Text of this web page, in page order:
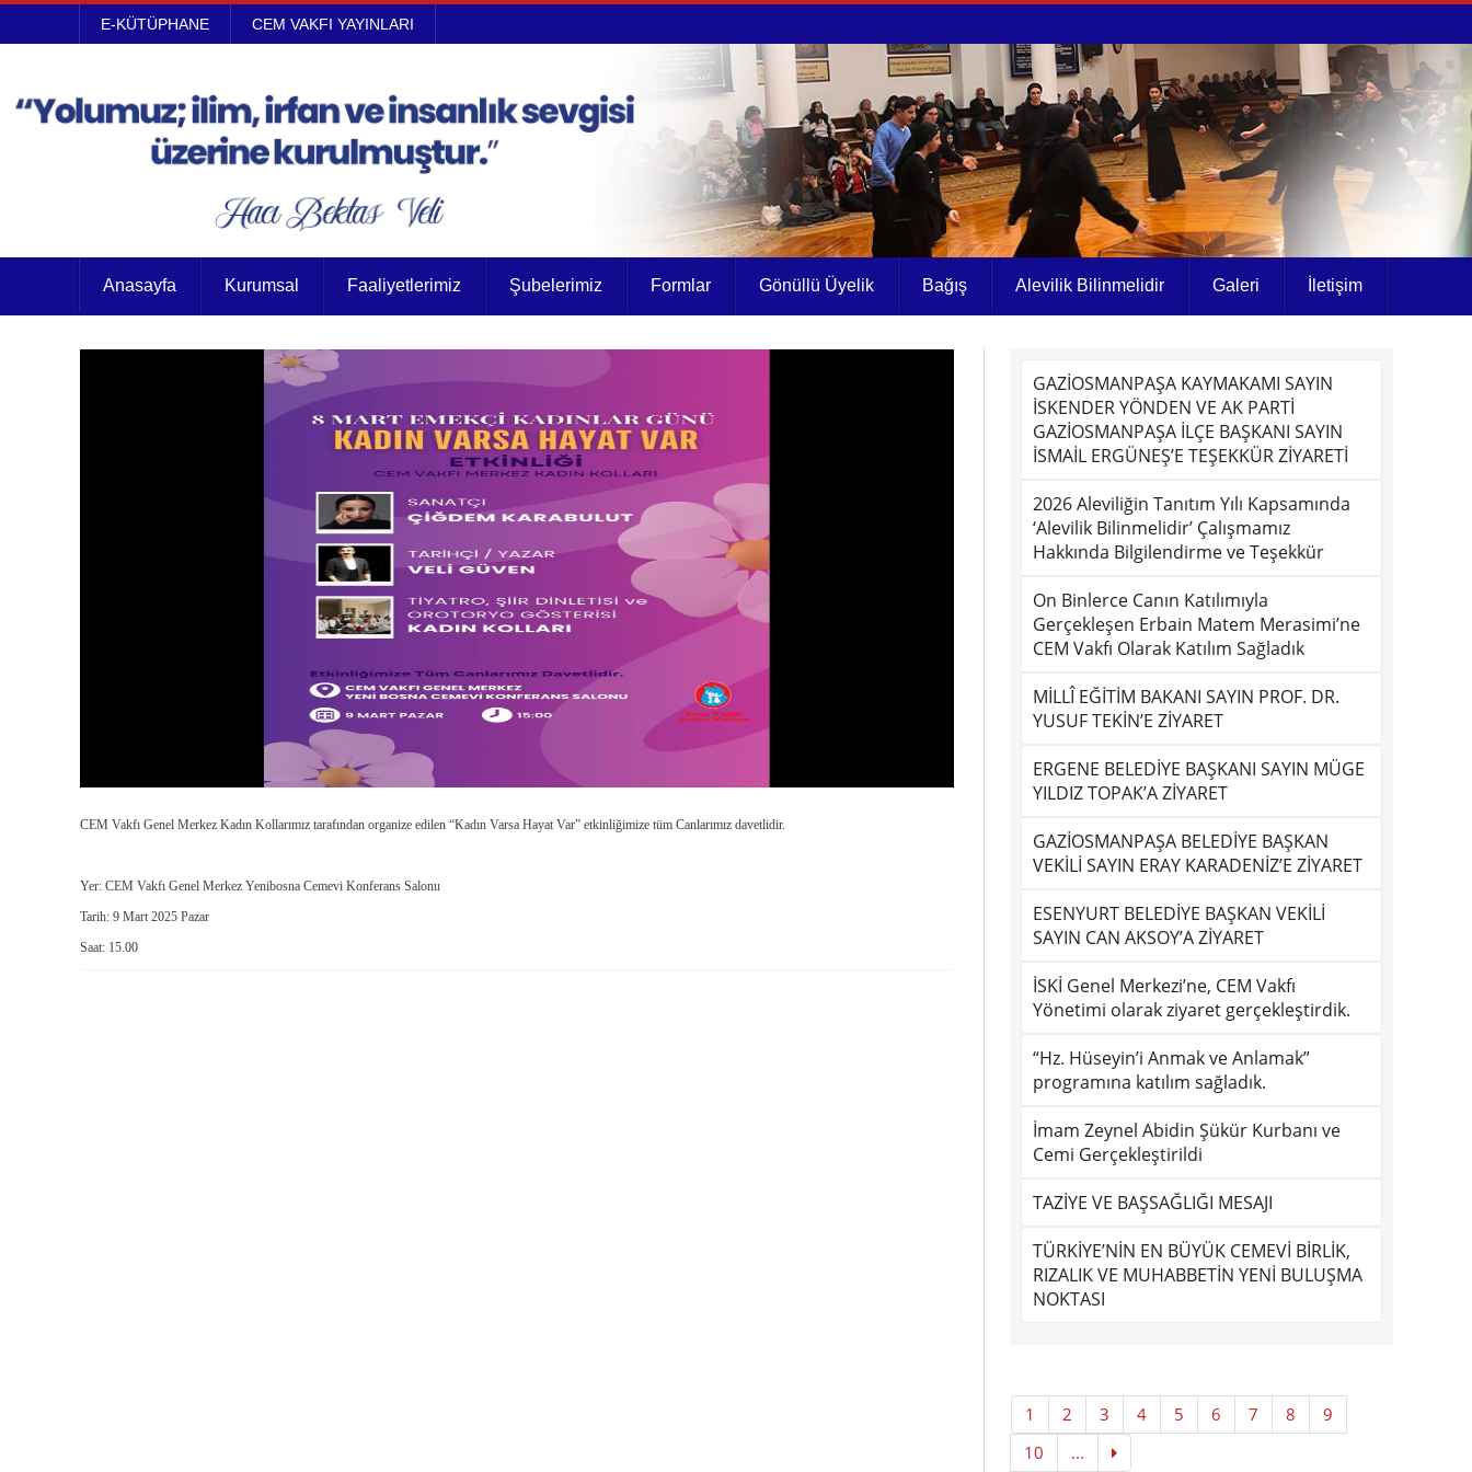
E-KÜTÜPHANE CEM VAKFI YAYINLARI
Anasayfa Kurumsal Faaliyetlerimiz Şubelerimiz Formlar Gönüllü Üyelik Bağış Alevilik Bilinmelidir Galeri İletişim
CEM Vakfı Genel Merkez Kadın Kollarımız tarafından organize edilen “Kadın Varsa Hayat Var” etkinliğimize tüm Canlarımız davetlidir.
Yer: CEM Vakfı Genel Merkez Yenibosna Cemevi Konferans Salonu
Tarih: 9 Mart 2025 Pazar
Saat: 15.00
GAZİOSMANPAŞA KAYMAKAMI SAYIN
İSKENDER YÖNDEN VE AK PARTİ
GAZİOSMANPAŞA İLÇE BAŞKANI SAYIN
İSMAİL ERGÜNEŞ’E TEŞEKKÜR ZİYARETİ
2026 Aleviliğin Tanıtım Yılı Kapsamında
‘Alevilik Bilinmelidir’ Çalışmamız
Hakkında Bilgilendirme ve Teşekkür
On Binlerce Canın Katılımıyla
Gerçekleşen Erbain Matem Merasimi’ne
CEM Vakfı Olarak Katılım Sağladık
MİLLÎ EĞİTİM BAKANI SAYIN PROF. DR.
YUSUF TEKİN’E ZİYARET
ERGENE BELEDİYE BAŞKANI SAYIN MÜGE
YILDIZ TOPAK’A ZİYARET
GAZİOSMANPAŞA BELEDİYE BAŞKAN
VEKİLİ SAYIN ERAY KARADENİZ’E ZİYARET
ESENYURT BELEDİYE BAŞKAN VEKİLİ
SAYIN CAN AKSOY’A ZİYARET
İSKİ Genel Merkezi’ne, CEM Vakfı
Yönetimi olarak ziyaret gerçekleştirdik.
“Hz. Hüseyin’i Anmak ve Anlamak”
programına katılım sağladık.
İmam Zeynel Abidin Şükür Kurbanı ve
Cemi Gerçekleştirildi
TAZİYE VE BAŞSAĞLIĞI MESAJI
TÜRKİYE’NİN EN BÜYÜK CEMEVİ BİRLİK,
RIZALIK VE MUHABBETİN YENİ BULUŞMA
NOKTASI
1 2 3 4 5 6 7 8
9
10
...